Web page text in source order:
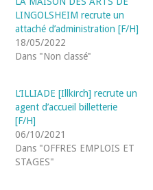
LINGOLSHEIM recrute un
attaché d’administration [F/H]
18/05/2022
Dans "Non classé"
L’ILLIADE [Illkirch] recrute un
agent d’accueil billetterie
[F/H]
06/10/2021
Dans "OFFRES EMPLOIS ET
STAGES"